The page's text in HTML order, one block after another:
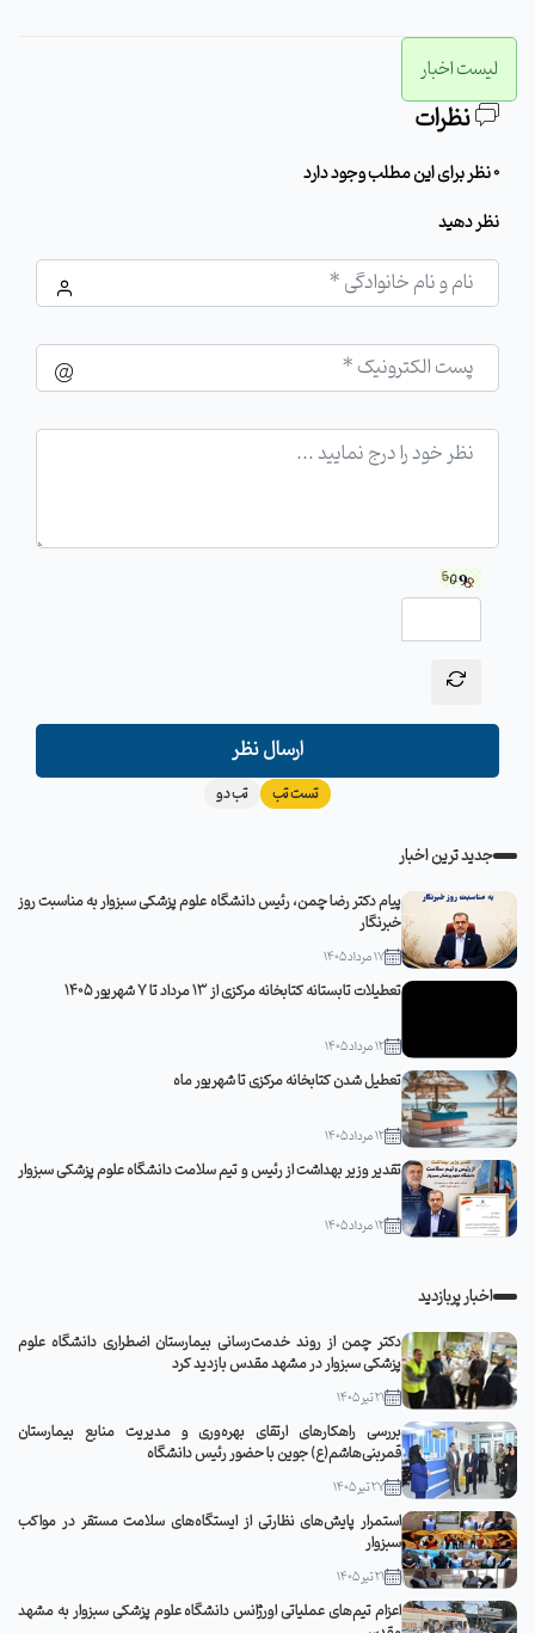
لیست اخبار
نظرات
0 نظر برای این مطلب وجود دارد
نظر دهید
ارسال نظر
تست تب تب دو
جدید ترین اخبار
پیام دکتر رضا چمن، رئیس دانشگاه علوم پزشکی سبزوار به مناسبت روز
خبرنگار
17 مرداد 1405
تعطیلات تابستانه کتابخانه مرکزی از 13 مرداد تا 7 شهریور 1405
12 مرداد 1405
تعطیل شدن کتابخانه مرکزی تا شهریور ماه
12 مرداد 1405
تقدیر وزیر بهداشت از رئیس و تیم سلامت دانشگاه علوم پزشکی سبزوار
12 مرداد 1405
اخبار پربازدید
دکتر چمن از روند خدمت‌رسانی بیمارستان اضطراری دانشگاه علوم
پزشکی سبزوار در مشهد مقدس بازدید کرد
21 تیر 1405
بررسی راهکارهای ارتقای بهره‌وری و مدیریت منابع بیمارستان
قمربنی‌هاشم(ع) جوین با حضور رئیس دانشگاه
27 تیر 1405
استمرار پایش‌های نظارتی از ایستگاه‌های سلامت مستقر در مواکب
سبزوار
21 تیر 1405
اعزام تیم‌های عملیاتی اورژانس دانشگاه علوم پزشکی سبزوار به مشهد